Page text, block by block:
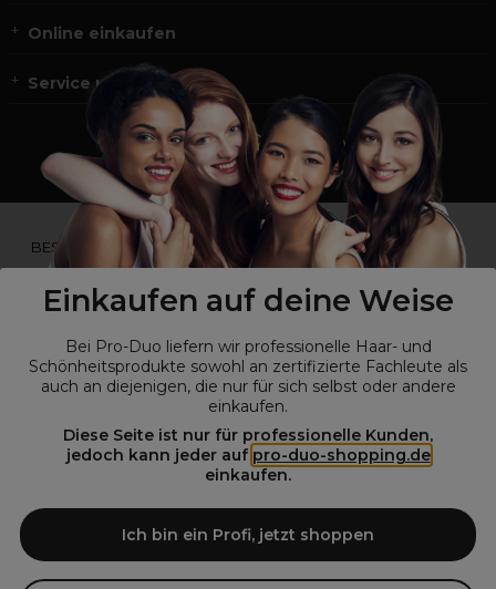
Einkaufen auf deine Weise
Bei Pro-Duo liefern wir professionelle Haar- und
Schönheitsprodukte sowohl an zertifizierte Fachleute als
auch an diejenigen, die nur für sich selbst oder andere
einkaufen.
Diese Seite ist nur für professionelle Kunden,
jedoch kann jeder auf pro-duo-shopping.de
einkaufen.
Ich bin ein Profi, jetzt shoppen
Online einkaufen
Service und Kontakt
*Du bist kein Profikunde?
BESUCHE
UNSERE WEBSEITE FÜR ENDVERBRAUCHER.*
Pro-Duo ist Ihr zuverlässiger Partner für hochwertige Produkte im
Friseur- und Kosmetikbereich. Unsere sorgfältig ausgewählten,